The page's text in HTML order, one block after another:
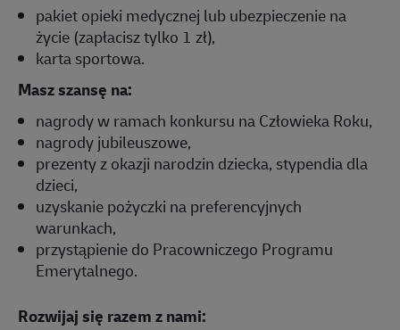
pakiet opieki medycznej lub ubezpieczenie na
życie (zapłacisz tylko 1 zł),
karta sportowa.
Masz szansę na:
nagrody w ramach konkursu na Człowieka Roku,
nagrody jubileuszowe,
prezenty z okazji narodzin dziecka, stypendia dla
dzieci,
uzyskanie pożyczki na preferencyjnych
warunkach,
przystąpienie do Pracowniczego Programu
Emerytalnego.
Rozwijaj się razem z nami: